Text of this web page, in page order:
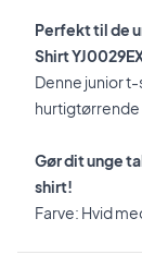
Perfekt til de
Shirt
Denne junior
hurtigtørrende
Gør dit unge
shirt!
Farve: Hvid